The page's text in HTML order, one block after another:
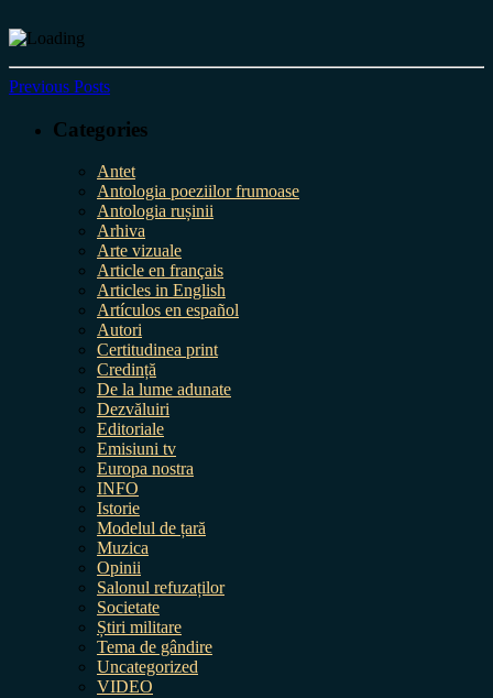
Previous Posts
Categories
Antet
Antologia poeziilor frumoase
Antologia rușinii
Arhiva
Arte vizuale
Article en français
Articles in English
Artículos en español
Autori
Certitudinea print
Credință
De la lume adunate
Dezvăluiri
Editoriale
Emisiuni tv
Europa nostra
INFO
Istorie
Modelul de țară
Muzica
Opinii
Salonul refuzaților
Societate
Știri militare
Tema de gândire
Uncategorized
VIDEO